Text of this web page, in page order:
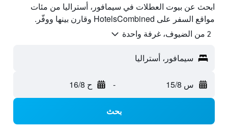
ابحث عن بيوت العطلات في سيمافور، أستراليا من مئات
مواقع السفر على HotelsCombined وقارن بينها ووفّر.
2 من الضيوف، غرفة واحدة
سيمافور، أستراليا
س 15/8 - ح 16/8
بحث